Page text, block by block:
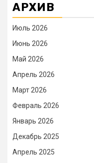
АРХИВ
Июль 2026
Июнь 2026
Май 2026
Апрель 2026
Март 2026
Февраль 2026
Январь 2026
Декабрь 2025
Апрель 2025